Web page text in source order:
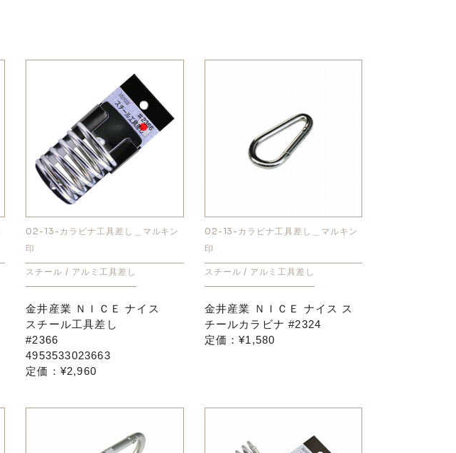
02-13-カラビナ工具差し＿マルキン
印
スチール / アルミ工具差し
金井産業 ＮＩＣＥ ナイス
スチール工具差し
#2366
4953533023663
定価：¥2,960
02-13-カラビナ工具差し＿マルキン
印
スチール / アルミ工具差し
金井産業 ＮＩＣＥ ナイス ス
チールカラビナ #2324
定価：¥1,580